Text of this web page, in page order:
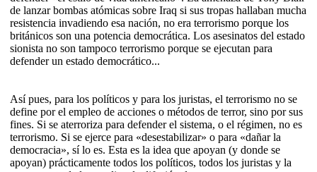
de lanzar bombas atómicas sobre Iraq si sus tropas hallaban mucha
resistencia in­­vadiendo esa nación, no era terro­rismo porque los
británicos son una po­ten­cia democrática. Los asesinatos del estado
sionista no son tampoco terro­rismo porque se ejecutan para
defender un estado democrático...
Así pues, para los políticos y para los juristas, el terrorismo no se
define por el empleo de acciones o métodos de terror, sino por sus
fines. Si se aterroriza pa­ra defender el sistema, o el régimen, no es
terrorismo. Si se ejerce para «de­ses­tabilizar» o para «dañar la
democra­cia», sí lo es. Esta es la idea que apoyan (y donde se
apoyan) prácticamente todos los políticos, todos los juristas y la